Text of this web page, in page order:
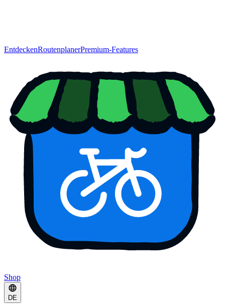
EntdeckenRoutenplanerPremium-Features
Shop
DE